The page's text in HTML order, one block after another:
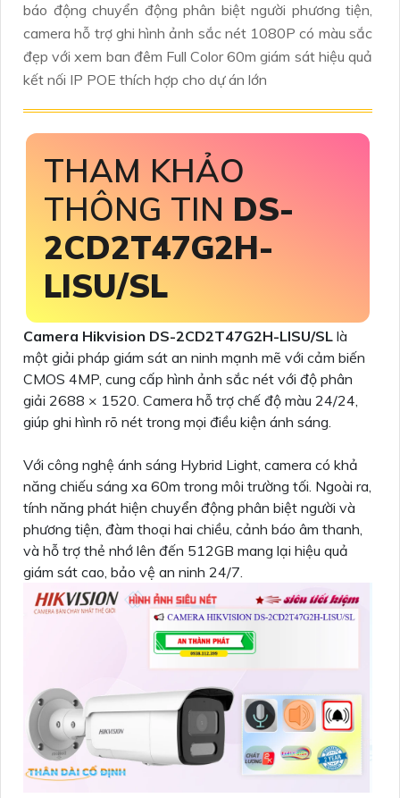
báo động chuyển động phân biệt người phương tiện,
camera hỗ trợ ghi hình ảnh sắc nét 1080P có màu sắc
đẹp với xem ban đêm Full Color 60m giám sát hiệu quả
kết nối IP POE thích hợp cho dự án lớn
THAM KHẢO
THÔNG TIN DS-
2CD2T47G2H-
LISU/SL
Camera Hikvision DS-2CD2T47G2H-LISU/SL là
một giải pháp giám sát an ninh mạnh mẽ với cảm biến
CMOS 4MP, cung cấp hình ảnh sắc nét với độ phân
giải 2688 × 1520. Camera hỗ trợ chế độ màu 24/24,
giúp ghi hình rõ nét trong mọi điều kiện ánh sáng.
Với công nghệ ánh sáng Hybrid Light, camera có khả
năng chiếu sáng xa 60m trong môi trường tối. Ngoài ra,
tính năng phát hiện chuyển động phân biệt người và
phương tiện, đàm thoại hai chiều, cảnh báo âm thanh,
và hỗ trợ thẻ nhớ lên đến 512GB mang lại hiệu quả
giám sát cao, bảo vệ an ninh 24/7.